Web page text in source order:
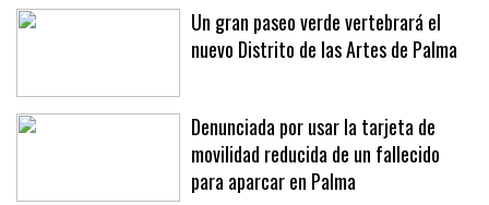
Un gran paseo verde vertebrará el
nuevo Distrito de las Artes de Palma
Denunciada por usar la tarjeta de
movilidad reducida de un fallecido
para aparcar en Palma